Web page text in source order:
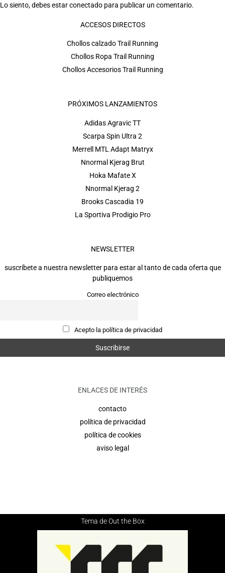
Lo siento, debes estarconectado para publicar un comentario.
ACCESOS DIRECTOS
Chollos calzado Trail Running
Chollos Ropa Trail Running
Chollos Accesorios Trail Running
PRÓXIMOS LANZAMIENTOS
Adidas Agravic TT
Scarpa Spin Ultra 2
Merrell MTL Adapt Matryx
Nnormal Kjerag Brut
Hoka Mafate X
Nnormal Kjerag 2
Brooks Cascadia 19
La Sportiva Prodigio Pro
NEWSLETTER
suscríbete a nuestra newsletter para estar al tanto de cada oferta que
publiquemos
Correo electrónico
Acepto la política de privacidad
ENLACES DE INTERÉS
contacto
política de privacidad
política de cookies
aviso legal
Tema deOut the Box